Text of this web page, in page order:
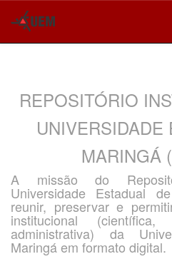
REPOSITÓRIO
UNIVERSIDADE
MARINGÁ
A missão do
Universidade Estadual
reunir, preservar e
institucional
administrativa) da
Maringá em formato digital.